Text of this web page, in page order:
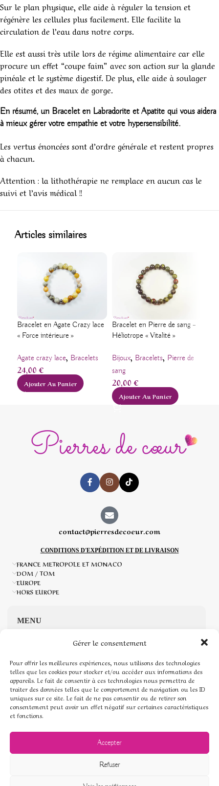
Gérer le consentement
Pour offrir les meilleures expériences, nous utilisons des technologies
telles que les cookies pour stocker et/ou accéder aux informations des
appareils. Le fait de consentir à ces technologies nous permettra de
traiter des données telles que le comportement de navigation ou les ID
uniques sur ce site. Le fait de ne pas consentir ou de retirer son
consentement peut avoir un effet négatif sur certaines caractéristiques
et fonctions.
Accepter
Refuser
Sur le plan physique, elle aide à réguler la tension et
régénère les cellules plus facilement. Elle facilite la
circulation de l’eau dans notre corps.
Elle est aussi très utile lors de régime alimentaire car elle
procure un effet “coupe faim” avec son action sur la glande
pinéale et le système digestif. De plus, elle aide à soulager
des otites et des maux de gorge.
En résumé, un Bracelet en Labradorite et Apatite qui vous aidera
à mieux gérer votre empathie et votre hypersensibilité.
Les vertus énoncées sont d’ordre générale et restent propres
à chacun.
Attention : la lithothérapie ne remplace en aucun cas le
suivi et l’avis médical !!
Articles similaires
Bracelet en Agate Crazy lace
« Force intérieure »
Agate crazy lace, Bracelets
24,00€
Ajouter Au Panier
Bracelet en Pierre de sang –
Héliotrope « Vitalité »
Bijoux, Bracelets, Pierre de
sang
20,00€
Ajouter Au Panier
contact@pierresdecoeur.com
CONDITIONS D'EXPÉDITION ET DE LIVRAISON
FRANCE METROPOLE ET MONACO
DOM / TOM
EUROPE
HORS EUROPE
MENU
Boutique de Pierres naturelles
Mon compte
Mentions légales
Conditions générales de vente
Politique de cookies (UE)